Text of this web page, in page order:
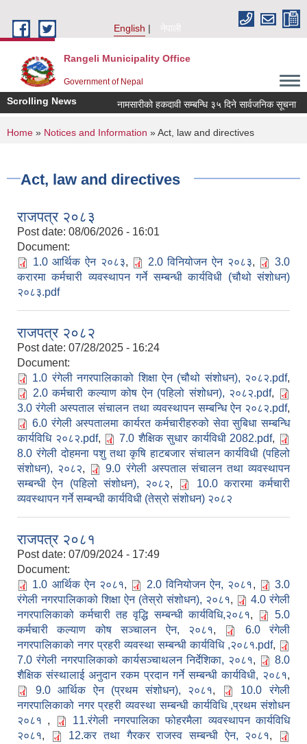
English
नेपाली
Rangeli Municipality Office
Government of Nepal
Scrolling News नामसारीको हकदावी सम्बन्धि ३५ दिने सार्वजनिक सूचना
You are here
Home » Notices and Information » Act, law and directives
Act, law and directives
राजपत्र २०८३
Post date: 08/06/2026 - 16:01
Document:
1.0 आर्थिक ऐन २०८३, 2.0 विनियोजन ऐन २०८३,
3.0
करारमा कर्मचारी व्यवस्थापन गर्ने सम्बन्धी कार्यविधी (चौथो संशोधन)
२०८३.pdf
राजपत्र २०८२
Post date: 07/28/2025 - 16:24
Document:
1.0 रंगेली नगरपालिकाको शिक्षा ऐन (चौथो संशोधन), २०८२.pdf,
2.0 कर्मचारी कल्याण कोष ऐन (पहिलो संशोधन), २०८२.pdf,
3.0 रंगेली अस्पताल संचालन तथा व्यवस्थापन सम्बन्धि ऐन २०८२.pdf,
6.0 रंगेली अस्पतालमा कार्यरत कर्मचारीहरुको सेवा सुबिधा सम्बन्धि
कार्यविधि २०८२.pdf, 7.0 शैक्षिक सुधार कार्यविधी 2082.pdf,
8.0 रंगेली दोहमना पशु तथा कृषि हाटबजार संचालन कार्यविधी (पहिलो
संशोधन), २०८२,
9.0 रंगेली अस्पताल संचालन तथा व्यवस्थापन
सम्बन्धी ऐन (पहिलो संशोधन), २०८२,
10.0 करारमा कर्मचारी
व्यवस्थापन गर्ने सम्बन्धी कार्यविधी (तेस्रो संशोधन) २०८२
राजपत्र २०८१
Post date: 07/09/2024 - 17:49
Document:
1.0 आर्थिक ऐन २०८१, 2.0 विनियोजन ऐन, २०८१,
3.0
रंगेली नगरपालिकाको शिक्षा ऐन (तेस्रो संशोधन), २०८१,
4.0 रंगेली
नगरपालिकाको कर्मचारी तह वृद्धि सम्बन्धी कार्यविधि,२०८१,
5.0
कर्मचारी कल्याण कोष सञ्चालन ऐन, २०८१,
6.0 रंगेली
नगरपालिकाको नगर प्रहरी व्यवस्था सम्बन्धी कार्यविधि ,२०८१.pdf,
7.0 रंगेली नगरपालिकाको कार्यसञ्चाथलन निर्देशिका, २०८१,
8.0
शैक्षिक संस्थालाई अनुदान रकम प्रदान गर्ने सम्बन्धी कार्यविधी, २०८१,
9.0 आर्थिक ऐन (प्रथम संशोधन), २०८१,
10.0 रंगेली
नगरपालिकाको नगर प्रहरी व्यवस्था सम्बन्धी कार्यविधि ,प्रथम संशोधन
२०८१ ,
11.रंगेली नगरपालिका फोहरमैला व्यवस्थापन कार्यविधि
२०८१, 12.कर तथा गैरकर राजस्व सम्बन्धी ऐन, २०८१,